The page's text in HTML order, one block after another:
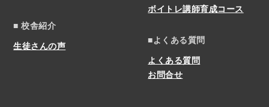
■ 校舎紹介
生徒さんの声
ボイトレ講師育成コース
■よくある質問
よくある質問
お問合せ